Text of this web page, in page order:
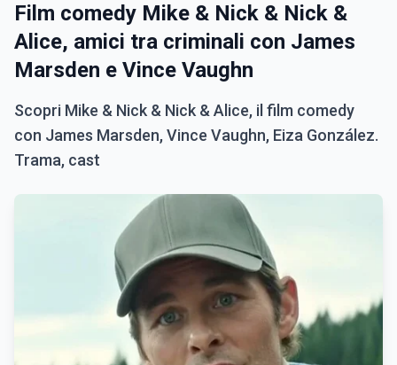
Film comedy Mike & Nick & Nick &
Alice, amici tra criminali con James
Marsden e Vince Vaughn
Scopri Mike & Nick & Nick & Alice, il film comedy
con James Marsden, Vince Vaughn, Eiza González.
Trama, cast